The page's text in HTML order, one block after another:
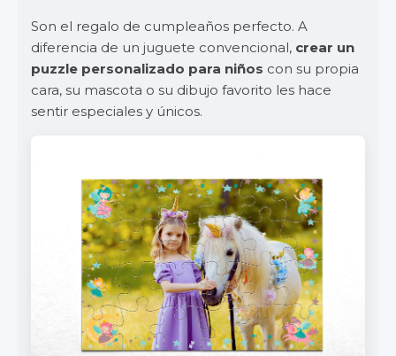
Son el regalo de cumpleaños perfecto. A
diferencia de un juguete convencional, crear un
puzzle personalizado para niños con su propia
cara, su mascota o su dibujo favorito les hace
sentir especiales y únicos.